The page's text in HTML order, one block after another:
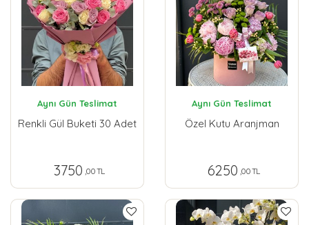
Aynı Gün Teslimat
Renkli Gül Buketi 30 Adet
3750 ,00 TL
Aynı Gün Teslimat
Özel Kutu Aranjman
6250 ,00 TL